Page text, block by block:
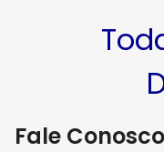
Fale Conosco